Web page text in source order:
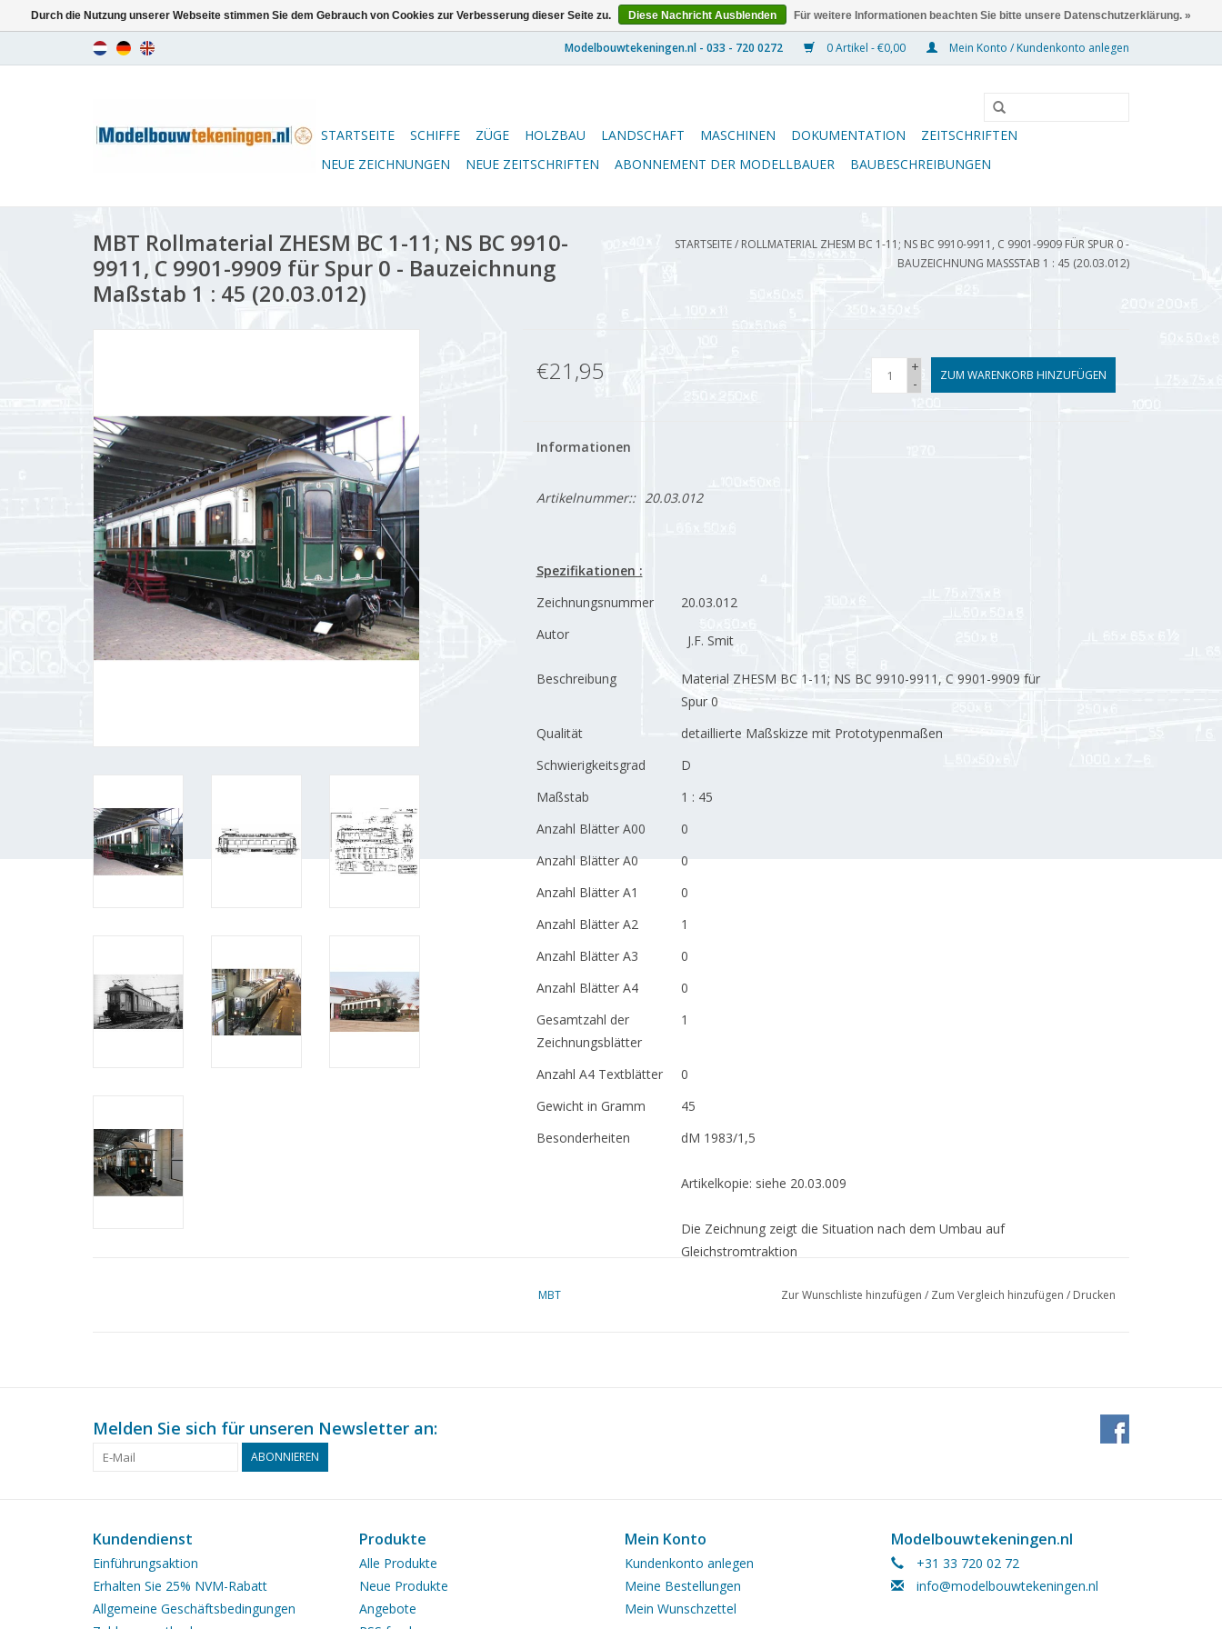
0 Artikel - €0,00 Mein Konto / Kundenkonto anlegen
STARTSEITE SCHIFFE ZÜGE HOLZBAU LANDSCHAFT MASCHINEN DOKUMENTATION
ZEITSCHRIFTEN
NEUE ZEICHNUNGEN
NEUE ZEITSCHRIFTEN ABONNEMENT DER MODELLBAUER BAUBESCHREIBUNGEN
MBT Rollmaterial ZHESM BC 1-11; NS BC 9910-
9911, C 9901-9909 für Spur 0 - Bauzeichnung
Maßstab 1 : 45 (20.03.012)
STARTSEITE/ ROLLMATERIAL ZHESM BC 1-11; NS BC 9910-9911, C 9901-9909 FÜR SPUR 0 -
BAUZEICHNUNG MASSSTAB 1 : 45 (20.03.012)
€21,95
+
-
ZUM WARENKORB HINZUFÜGEN
Informationen
Artikelnummer:: 20.03.012
Spezifikationen :
Zeichnungsnummer
20.03.012
Autor
J.F. Smit
Beschreibung
Material ZHESM BC 1-11; NS BC 9910-9911, C 9901-9909 für
Spur 0
Qualität
detaillierte Maßskizze mit Prototypenmaßen
Schwierigkeitsgrad
D
Maßstab
1 : 45
Anzahl Blätter A00
0
Anzahl Blätter A0
0
Anzahl Blätter A1
0
Anzahl Blätter A2
1
Anzahl Blätter A3
0
Anzahl Blätter A4
0
Gesamtzahl der
Zeichnungsblätter
1
Anzahl A4 Textblätter
0
Gewicht in Gramm
45
Besonderheiten
dM 1983/1,5
Artikelkopie: siehe 20.03.009
Die Zeichnung zeigt die Situation nach dem Umbau auf
Gleichstromtraktion
MBT Zur Wunschliste hinzufügen / Zum Vergleich hinzufügen / Drucken
Melden Sie sich für unseren Newsletter an:
ABONNIEREN
Kundendienst
Einführungsaktion
Erhalten Sie 25% NVM-Rabatt
Allgemeine Geschäftsbedingungen
Produkte
Alle Produkte
Neue Produkte
Angebote
Mein Konto
Kundenkonto anlegen
Meine Bestellungen
Mein Wunschzettel
Modelbouwtekeningen.nl
+31 33 720 02 72
info@modelbouwtekeningen.nl
Durch die Nutzung unserer Webseite stimmen Sie dem Gebrauch von Cookies zur Verbesserung dieser Seite zu. Diese Nachricht Ausblenden Für weitere Informationen beachten Sie bitte unsere Datenschutzerklärung. »